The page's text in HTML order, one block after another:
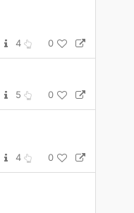
4 0
5 0
4 0